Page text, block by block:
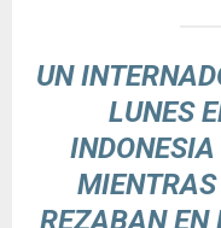
UN
LUNES